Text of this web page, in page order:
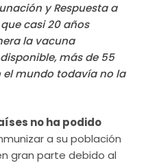
y Respuesta a
casi 20 años
la vacuna
más de 55
el mundo todavía no la
no ha podido
a su población
gran parte debido al